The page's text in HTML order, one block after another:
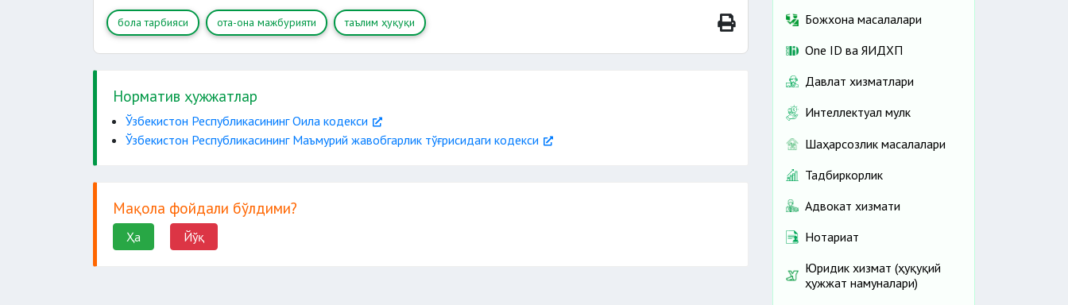
бола тарбияси ота-она мажбурияти таълим ҳуқуқи
Норматив ҳужжатлар
Ўзбекистон Республикасининг Оила кодекси
Ўзбекистон Республикасининг Маъмурий жавобгарлик тўғрисидаги кодекси
Мақола фойдали бўлдими?
Ҳа Йўқ
Божхона масалалари
One ID ва ЯИДХП
Давлат хизматлари
Интеллектуал мулк
Шаҳарсозлик масалалари
Тадбиркорлик
Адвокат хизмати
Нотариат
Юридик хизмат (ҳуқуқий
ҳужжат намуналари)